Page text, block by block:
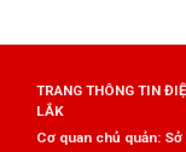
TRANG THÔNG TIN
LẮK
Cơ quan chủ quản: